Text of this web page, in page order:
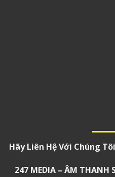
Hãy Liên Hệ Với Chúng
247 MEDIA – ÂM THANH